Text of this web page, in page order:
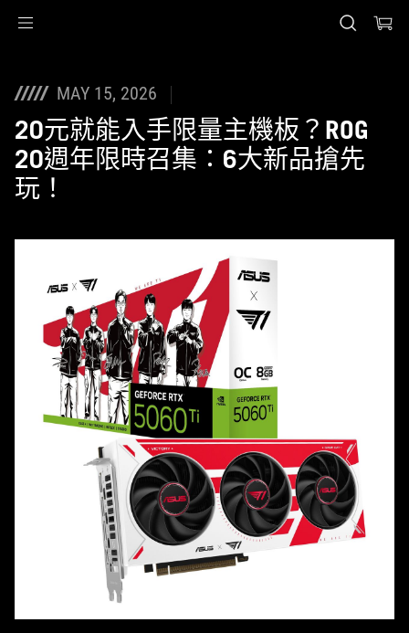
MAY 15, 2026
20元就能入手限量主機板？ROG
20週年限時召集：6大新品搶先
玩！